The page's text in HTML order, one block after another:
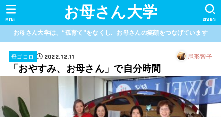
お母さん大学 SEARCH
MENU
お母さん大学は、“孤育て”をなくし、お母さんの笑顔をつなげています
母ゴコロ 2022.12.11 尾形智子
「おやすみ、お母さん」で自分時間